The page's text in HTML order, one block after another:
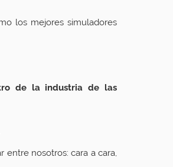
los mejores simuladores
de la industria de las
entre nosotros: cara a cara,